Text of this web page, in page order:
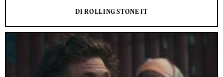
DI ROLLING STONE IT